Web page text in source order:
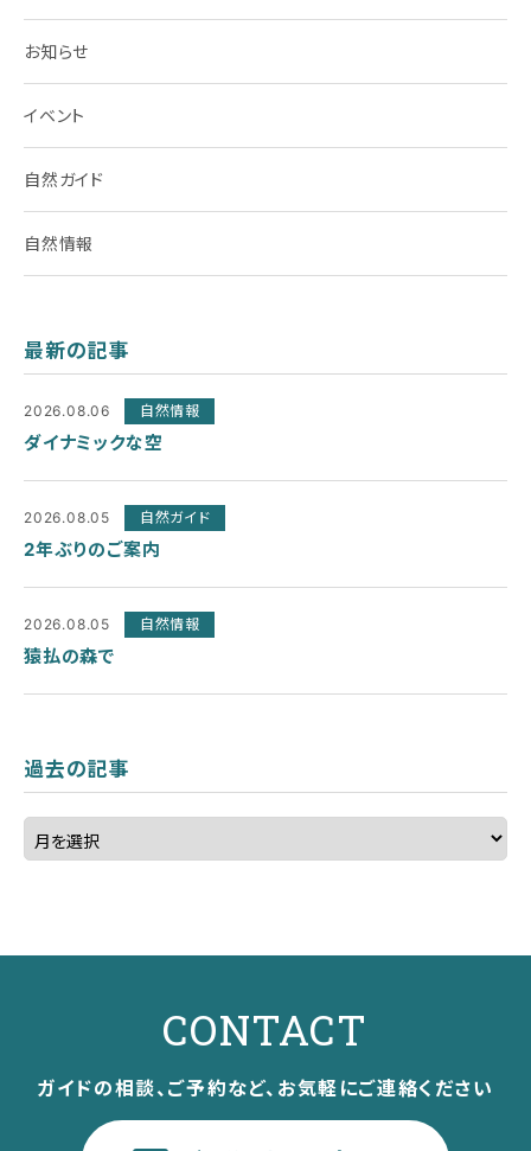
お知らせ
イベント
自然ガイド
自然情報
最新の記事
2026.08.06 自然情報
ダイナミックな空
2026.08.05 自然ガイド
2年ぶりのご案内
2026.08.05 自然情報
猿払の森で
過去の記事
CONTACT
ガイドの相談、ご予約など、お気軽にご連絡ください